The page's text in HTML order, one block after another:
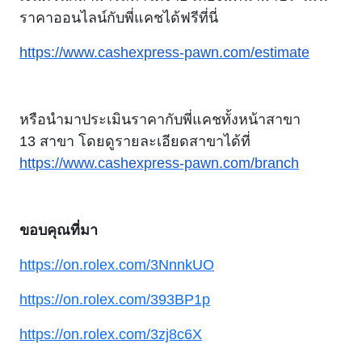
ราคาออนไลน์กับพี่แคชได้ฟรีที่นี่
https://www.cashexpress-pawn.com/estimate
หรือนำมาประเมินราคากับพี่แคชทั้งหน้าสาขา
13 สาขา โดยดูรายละเอียดสาขาได้ที่
https://www.cashexpress-pawn.com/branch
ขอบคุณที่มา
https://on.rolex.com/3NnnkUO
https://on.rolex.com/393BP1p
https://on.rolex.com/3zj8c6X